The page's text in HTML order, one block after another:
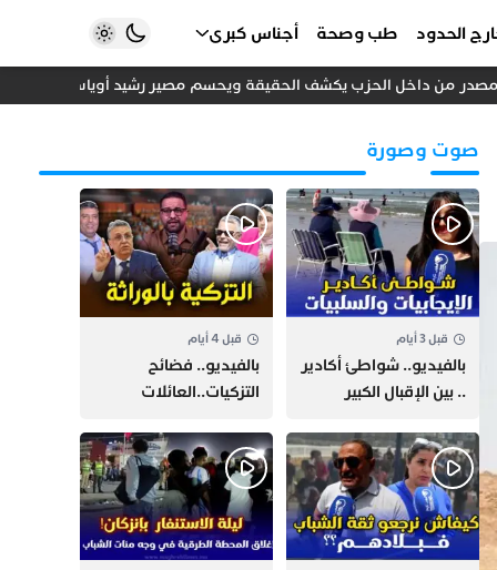
الحدود طب وصحة أجناس كبرى
من داخل الحزب يكشف الحقيقة ويحسم مصير رشيد أوياسين
صوت وصورة
قبل 3 أيام
بالفيديو.. شواطئ أكادير
.. بين الإقبال الكبير
الازدحام وغلاء الكراء
قبل 4 أيام
بالفيديو.. فضائح
التزكيات..العائلات
وقصة “وهبي”
و”السيمو” تثير الجدل